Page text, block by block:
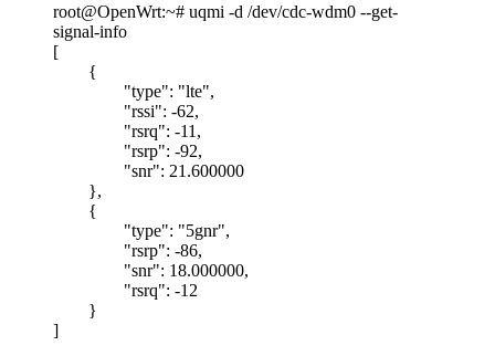
root@OpenWrt:~# uqmi -d /dev/cdc-wdm0 --get-
signal-info
[
{
"type": "lte",
"rssi": -62,
"rsrq": -11,
"rsrp": -92,
"snr": 21.600000
},
{
"type": "5gnr",
"rsrp": -86,
"snr": 18.000000,
"rsrq": -12
}
]